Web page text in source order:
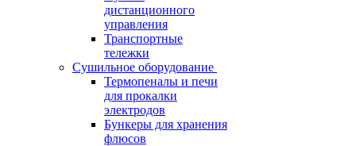
дистанционного
управления
Транспортные
тележки
Сушильное оборудование
Термопеналы и печи
для прокалки
электродов
Бункеры для хранения
флюсов